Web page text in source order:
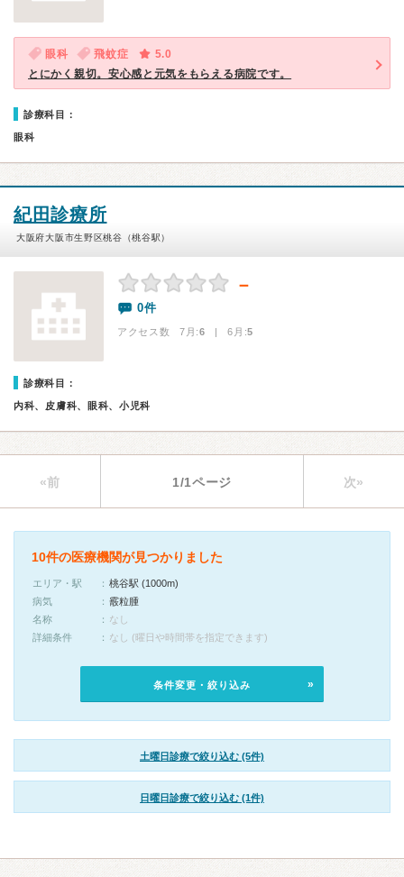
眼科 飛蚊症
5.0
とにかく親切。安心感と元気をもらえる病院です。
診療科目：
眼科
紀田診療所
大阪府大阪市生野区桃谷（桃谷駅）
－
0件
アクセス数 7月:6 | 6月:5
診療科目：
内科、皮膚科、眼科、小児科
«前 1/1ページ 次»
10件の医療機関が見つかりました
エリア・駅
桃谷駅 (1000m)
病気
霰粒腫
名称
なし
詳細条件
なし (曜日や時間帯を指定できます)
条件変更・絞り込み
土曜日診療で絞り込む (5件)
日曜日診療で絞り込む (1件)